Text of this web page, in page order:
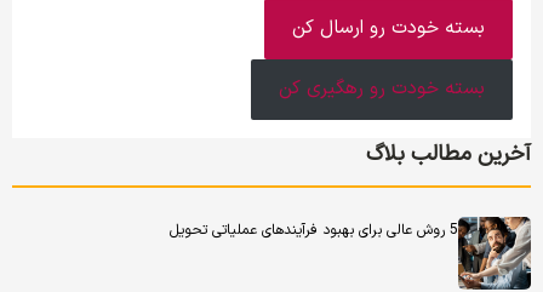
بسته خودت رو ارسال کن
بسته خودت رو رهگیری کن
آخرین مطالب بلاگ
5 روش عالی برای بهبود فرآیندهای عملیاتی تحویل